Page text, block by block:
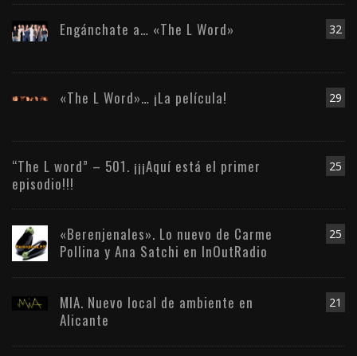
32
Engánchate a… «The L Word»
29
«The L Word»… ¡La película!
25
“The L word” – 501. ¡¡¡Aquí está el primer
episodio!!!
25
«Berenjenales». Lo nuevo de Carme
Pollina y Ana Satchi en InOutRadio
21
MIA. Nuevo local de ambiente en
Alicante